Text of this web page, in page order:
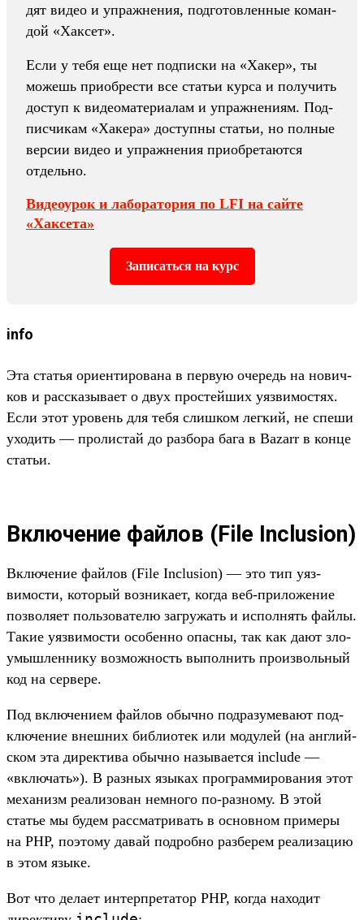
дят видео и упражне­ния, под­готов­ленные коман­
дой «Хак­сет».
Ес­ли у тебя еще нет под­писки на «Хакер», ты
можешь при­обрести все статьи кур­са и получить
дос­туп к виде­ома­тери­алам и упражне­ниям. Под­
писчи­кам «Хакера» дос­тупны статьи, но пол­ные
вер­сии видео и упражне­ния при­обре­тают­ся
отдель­но.
Ви­деоурок и лабора­тория по LFI на сай­те
«Хак­сета»
За­писать­ся на курс
info
Эта статья ори­енти­рова­на в пер­вую оче­редь на нович­
ков и рас­ска­зыва­ет о двух прос­тей­ших уяз­вимос­тях.
Если этот уро­вень для тебя слиш­ком лег­кий, не спе­ши
ухо­дить — про­лис­тай до раз­бора бага в Bazarr в кон­це
статьи.
Включение файлов (File Inclusion)
Вклю­чение фай­лов (File Inclusion) — это тип уяз­
вимос­ти, который воз­ника­ет, ког­да веб‑при­ложе­ние
поз­воля­ет поль­зовате­лю заг­ружать и исполнять фай­лы.
Такие уяз­вимос­ти осо­бен­но опас­ны, так как дают зло­
умыш­ленни­ку воз­можность выпол­нить про­изволь­ный
код на сер­вере.
Под вклю­чени­ем фай­лов обыч­но под­разуме­вают под­
клю­чение внеш­них биб­лиотек или модулей (на англий­
ском эта дирек­тива обыч­но называ­ется include —
«вклю­чать»). В раз­ных язы­ках прог­рамми­рова­ния этот
механизм реали­зован нем­ного по‑раз­ному. В этой
статье мы будем рас­смат­ривать в основном при­меры
на PHP, поэто­му давай под­робно раз­берем реали­зацию
в этом язы­ке.
Вот что дела­ет интер­пре­татор PHP, ког­да находит